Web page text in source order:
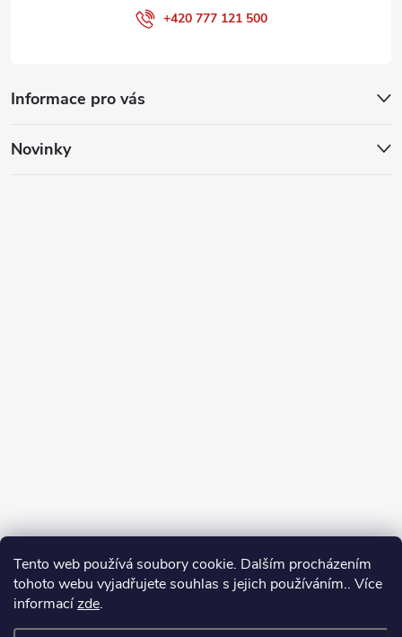
Tento web používá soubory cookie. Dalším procházením
tohoto webu vyjadřujete souhlas s jejich používáním.. Více
informacízde.
Informace pro vás
Novinky
+420 777 121 500